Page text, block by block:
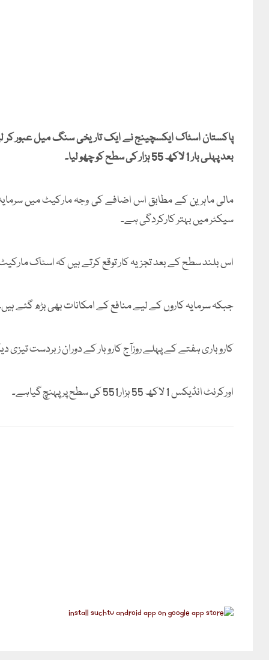
پاکستان اسٹاک ایکسچینج نے ایک تاریخی سنگ میل عبور کر
بعد پہلی بار 1 لاکھ 55 ہزار کی سطح کو چھو لیا۔
مالی ماہرین کے مطابق اس اضافے کی وجہ مارکیٹ میں
سیکٹر میں بہتر کارکردگی ہے۔
اس بلند سطح کے بعد تجزیہ کار توقع کرتے ہیں کہ اسٹاک
جبکہ سرمایہ کاروں کے لیے منافع کے امکانات بھی بڑھ گئے
کاروباری ہفتے کے پہلے روزآج کاروبار کے دوران زبردست
اورکرنٹ انڈیکس 1 لاکھ 55 ہزار551 کی سطح پر پہنچ گیاہے۔